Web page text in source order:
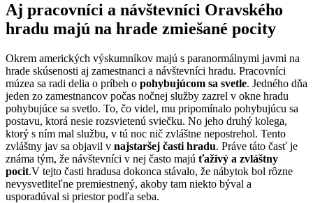
Aj pracovníci a návštevníci Oravského
hradu majú na hrade zmiešané pocity
Okrem amerických výskumníkov majú s paranormálnymi javmi na
hrade skúsenosti aj zamestnanci a návštevníci hradu. Pracovníci
múzea sa radi delia o príbeh o pohybujúcom sa svetle. Jedného dňa
jeden zo zamestnancov počas nočnej služby zazrel v okne hradu
pohybujúce sa svetlo. To, čo videl, mu pripomínalo pohybujúcu sa
postavu, ktorá nesie rozsvietenú sviečku. No jeho druhý kolega,
ktorý s ním mal službu, v tú noc nič zvláštne nepostrehol. Tento
zvláštny jav sa objavil v najstaršej časti hradu. Práve táto časť je
známa tým, že návštevníci v nej často majú ťaživý a zvláštny
pocit.V tejto časti hradusa dokonca stávalo, že nábytok bol rôzne
nevysvetliteľne premiestnený, akoby tam niekto býval a
usporadúval si priestor podľa seba.